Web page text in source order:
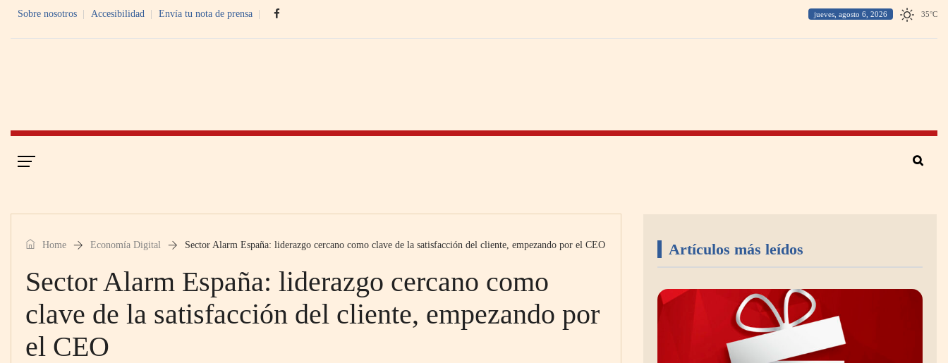
Sobre nosotros Accesibilidad Envía tu nota de prensa jueves, agosto 6, 2026 35°C
Home Economía Digital Sector Alarm España: liderazgo cercano como clave de la satisfacción del cliente, empezando por el CEO
Sector Alarm España: liderazgo cercano como
clave de la satisfacción del cliente, empezando por
el CEO
Artículos más leídos